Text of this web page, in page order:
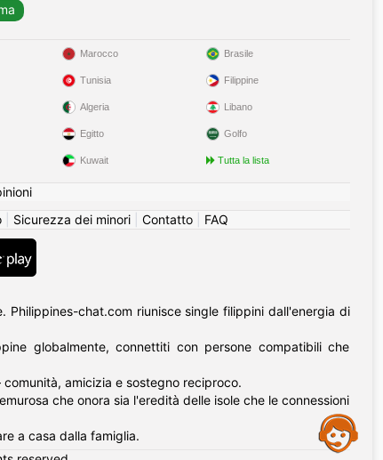
Marocco
Tunisia
Algeria
Egitto
Kuwait
Brasile
Filippine
Libano
Golfo
Tutta la lista
Sicurezza dei minori Contatto FAQ
Philippines-chat.com riunisce single filippini dall'energia di
globalmente, connettiti con persone compatibili che
amicizia e sostegno reciproco.
che onora sia l'eredità delle isole che le connessioni
a casa dalla famiglia.